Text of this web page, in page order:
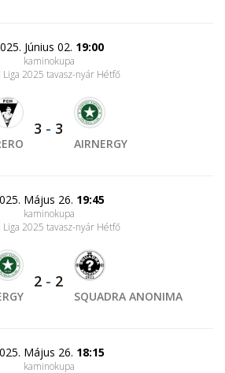
Június 02. 19:00
kaminokupa
Liga 2025 tavasz-nyár Hétfő
3 - 3
AIRNERGY
Május 26. 19:45
kaminokupa
Liga 2025 tavasz-nyár Hétfő
2 - 2
SQUADRA ANONIMA
Május 26. 18:15
kaminokupa